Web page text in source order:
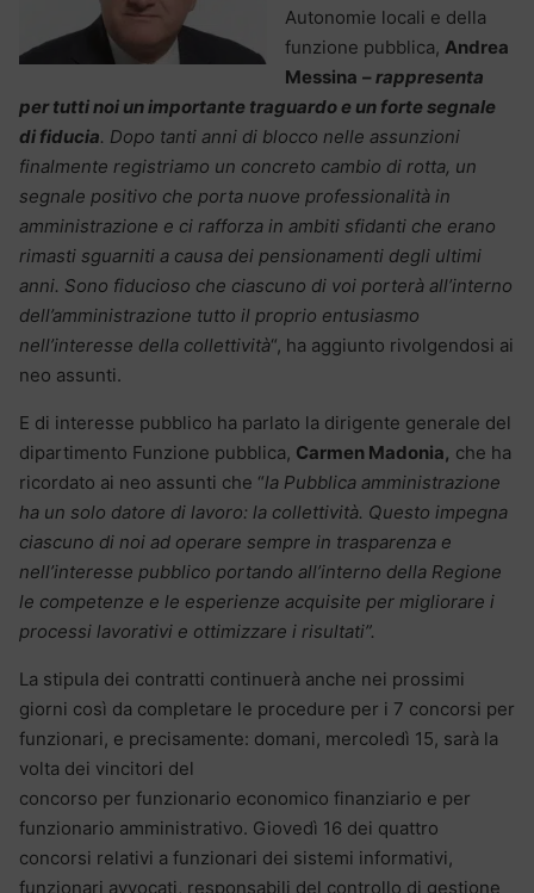
Autonomie locali e della
funzione pubblica, Andrea
Messina –rappresenta
per tutti noi un importante traguardo e un forte segnale
di fiducia. Dopo tanti anni di blocco nelle assunzioni
finalmente registriamo un concreto cambio di rotta, un
segnale positivo che porta nuove professionalità in
amministrazione e ci rafforza in ambiti sfidanti che erano
rimasti sguarniti a causa dei pensionamenti degli ultimi
anni. Sono fiducioso che ciascuno di voi porterà all’interno
dell’amministrazione tutto il proprio entusiasmo
nell’interesse della collettività“, ha aggiunto rivolgendosi ai
neo assunti.
E di interesse pubblico ha parlato la dirigente generale del
dipartimento Funzione pubblica, Carmen Madonia, che ha
ricordato ai neo assunti che “la Pubblica amministrazione
ha un solo datore di lavoro: la collettività. Questo impegna
ciascuno di noi ad operare sempre in trasparenza e
nell’interesse pubblico portando all’interno della Regione
le competenze e le esperienze acquisite per migliorare i
processi lavorativi e ottimizzare i risultati”.
La stipula dei contratti continuerà anche nei prossimi
giorni così da completare le procedure per i 7 concorsi per
funzionari, e precisamente: domani, mercoledì 15, sarà la
volta dei vincitori del
concorso per funzionario economico finanziario e per
funzionario amministrativo. Giovedì 16 dei quattro
concorsi relativi a funzionari dei sistemi informativi,
funzionari avvocati, responsabili del controllo di gestione